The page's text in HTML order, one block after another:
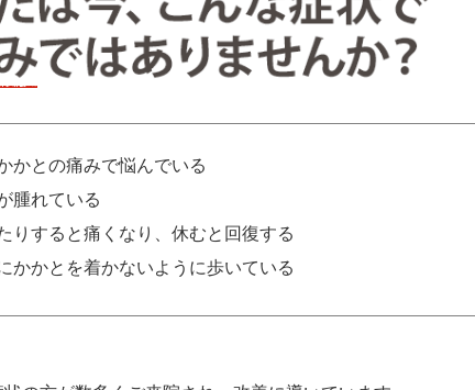
かとの痛みで悩んでいる
腫れている
りすると痛くなり、休むと回復する
かかとを着かないように歩いている